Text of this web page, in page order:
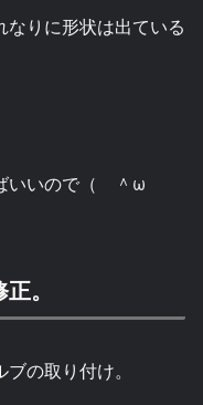
りに形状は出ている
いいので（ ＾ω
。
の取り付け。